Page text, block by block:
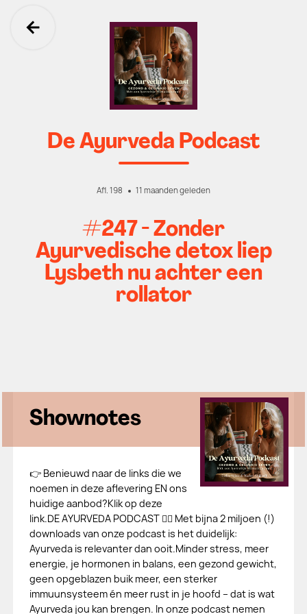
Ga terug
De Ayurveda Podcast
Afl. 198 11 maanden geleden
#247 - Zonder
Ayurvedische detox liep
Lysbeth nu achter een
rollator
Shownotes
👉 Benieuwd naar de links die we
noemen in deze aflevering EN ons
huidige aanbod?Klik op deze
link.DE AYURVEDA PODCAST 👉🏻 Met bijna 2 miljoen (!)
downloads van onze podcast is het duidelijk:
Ayurveda is relevanter dan ooit.Minder stress, meer
energie, je hormonen in balans, een gezond gewicht,
geen opgeblazen buik meer, een sterker
immuunsysteem én meer rust in je hoofd – dat is wat
Ayurveda jou kan brengen. In onze podcast nemen